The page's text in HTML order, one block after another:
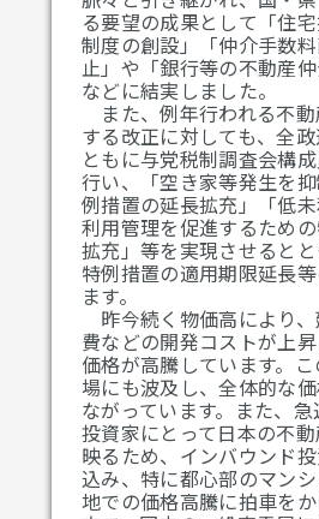
る要望の成果として「住
制度の創設」「仲介手数
止」や「銀行等の不動産仲
などに結実しました。
また、例年行われる不
する改正に対しても、全
ともに与党税制調査会構
行い、「空き家等発生を
例措置の延長拡充」「低
利用管理を促進するため
拡充」等を実現させると
特例措置の適用期限延長
ます。
昨今続く物価高により
費などの開発コストが上
価格が高騰しています。
場にも波及し、全体的な
ながっています。また、
投資家にとって日本の不
映るため、インバウンド
込み、特に都心部のマン
地での価格高騰に拍車を